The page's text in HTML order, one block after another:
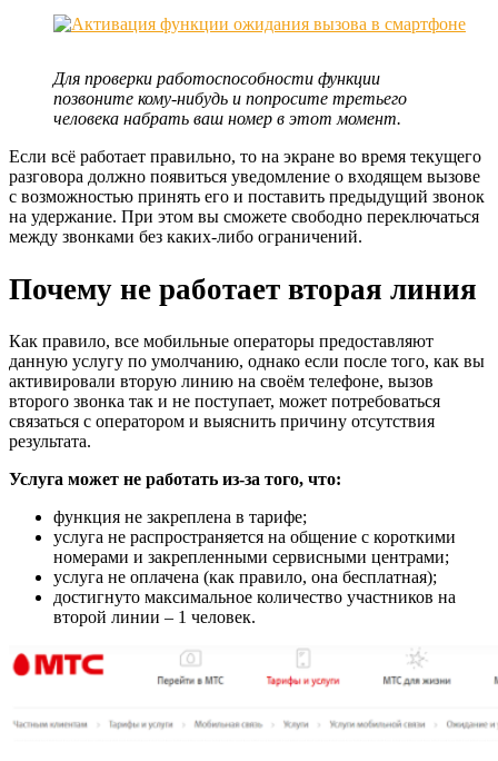
Для проверки работоспособности функции
позвоните кому-нибудь и попросите третьего
человека набрать ваш номер в этот момент.
Если всё работает правильно, то на экране во время текущего
разговора должно появиться уведомление о входящем вызове
с возможностью принять его и поставить предыдущий звонок
на удержание. При этом вы сможете свободно переключаться
между звонками без каких-либо ограничений.
Почему не работает вторая линия
Как правило, все мобильные операторы предоставляют
данную услугу по умолчанию, однако если после того, как вы
активировали вторую линию на своём телефоне, вызов
второго звонка так и не поступает, может потребоваться
связаться с оператором и выяснить причину отсутствия
результата.
Услуга может не работать из-за того, что:
функция не закреплена в тарифе;
услуга не распространяется на общение с короткими
номерами и закрепленными сервисными центрами;
услуга не оплачена (как правило, она бесплатная);
достигнуто максимальное количество участников на
второй линии – 1 человек.